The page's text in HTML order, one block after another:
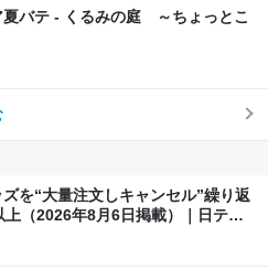
バテ - くるみの庭 ～ちょっとこ
を“大量注文しキャンセル”繰り返
（2026年8月6日掲載）｜日テレ